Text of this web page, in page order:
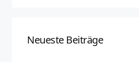
Neueste Beiträge